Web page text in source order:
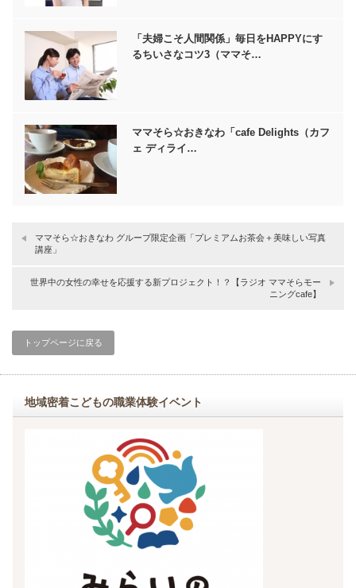
「夫婦こそ人間関係」毎日をHAPPYにす
るちいさなコツ3（ママそ…
ママそら☆おきなわ「cafe Delights（カフ
ェ ディライ…
ママそら☆おきなわ グループ限定企画「プレミアムお茶会＋美味しい写真
講座」
世界中の女性の幸せを応援する新プロジェクト！？【ラジオ ママそらモー
ニングcafe】
トップページに戻る
地域密着こどもの職業体験イベント